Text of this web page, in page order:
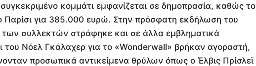
κομμάτι εμφανίζεται σε δημοπρασία, καθώς το
Παρίσι για 385.000 ευρώ. Στην πρόσφατη εκδήλωση του
των συλλεκτών στράφηκε και σε άλλα εμβληματικά
του Νόελ Γκάλαχερ για το «Wonderwall» βρήκαν αγοραστή,
προσωπικά αντικείμενα θρύλων όπως ο Έλβις Πρίσλεϊ